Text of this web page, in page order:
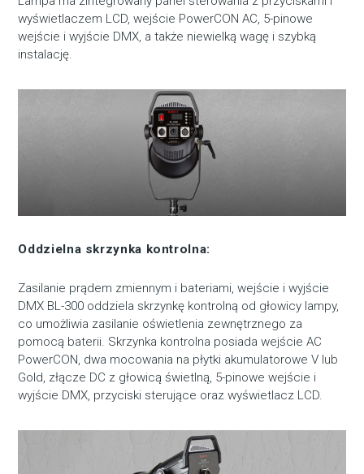
wyświetlaczem LCD, wejście PowerCON AC, 5-pinowe
wejście i wyjście DMX, a także niewielką wagę i szybką
instalację.
Oddzielna skrzynka kontrolna:
Zasilanie prądem zmiennym i bateriami, wejście i wyjście
DMX BL-300 oddziela skrzynkę kontrolną od głowicy lampy,
co umożliwia zasilanie oświetlenia zewnętrznego za
pomocą baterii. Skrzynka kontrolna posiada wejście AC
PowerCON, dwa mocowania na płytki akumulatorowe V lub
Gold, złącze DC z głowicą świetlną, 5-pinowe wejście i
wyjście DMX, przyciski sterujące oraz wyświetlacz LCD.